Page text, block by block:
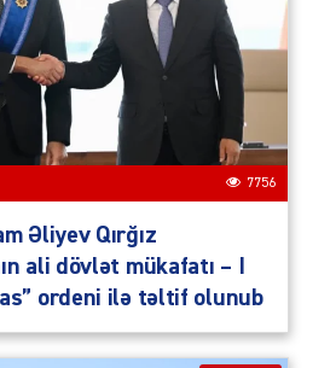
7756
Əliyev Qırğız
ali dövlət mükafatı – I
ordeni ilə təltif olunub